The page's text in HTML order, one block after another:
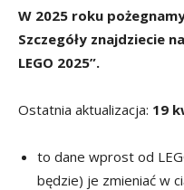
W 2025 roku
Szczegóły znajdziecie
LEGO 2025”.
Ostatnia aktualizacja: 19
to dane wprost od
będzie) je zmieniać w